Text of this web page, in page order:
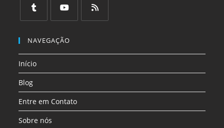
uma
aba
em
uma
aba
uma
em
nova
aba
em
aba
aba
NAVEGAÇÃO
Início
Blog
Entre em Contato
Sobre nós